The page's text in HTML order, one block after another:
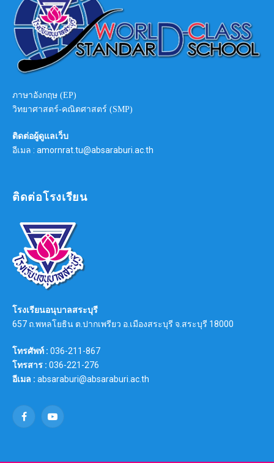
ภาษาอังกฤษ (EP)
วิทยาศาสตร์-คณิตศาสตร์ (SMP)
ติดต่อผู้ดูแลเว็บ
อีเมล : amornrat.tu@absaraburi.ac.th
ติดต่อโรงเรียน
โรงเรียนอนุบาลสระบุรี
657 ถ.พหลโยธิน ต.ปากเพรียว อ.เมืองสระบุรี จ.สระบุรี 18000
โทรศัพท์ : 036-211-867
โทรสาร : 036-221-276
อีเมล : absaraburi@absaraburi.ac.th
FacebookYouTube